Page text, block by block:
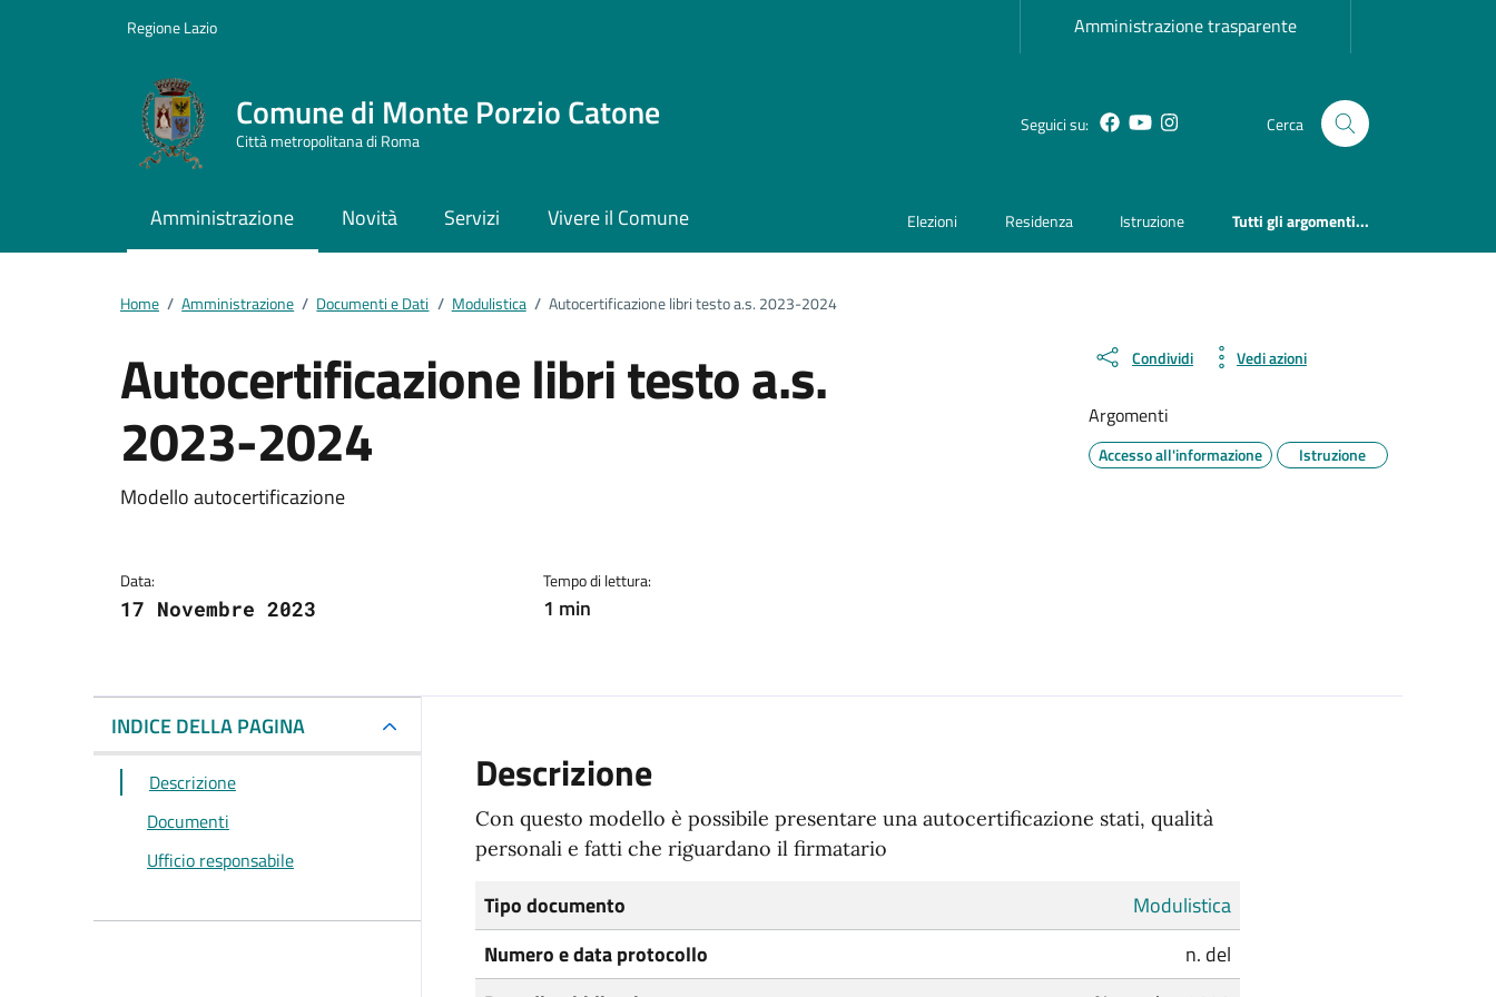
Regione Lazio Amministrazione trasparente
Comune di Monte Porzio Catone
Città metropolitana di Roma
Seguici su: Facebook
YouTubeInstagram Cerca
Amministrazione Novità Servizi Vivere il Comune Elezioni Residenza Istruzione Tutti gli argomenti...
Home / Amministrazione / Documenti e Dati / Modulistica / Autocertificazione libri testo a.s. 2023-2024
Autocertificazione libri testo a.s.
2023-2024
Dettagli del documento
Modello autocertificazione
Data:
17 Novembre 2023
Tempo di lettura:
1 min
Condividi Vedi azioni
Argomenti
Accesso all'informazione Istruzione
INDICE DELLA PAGINA
Descrizione
Documenti
Ufficio responsabile
Descrizione
Con questo modello è possibile presentare una autocertificazione stati, qualità
personali e fatti che riguardano il firmatario
Tipo documento
Modulistica
Numero e data protocollo
n. del